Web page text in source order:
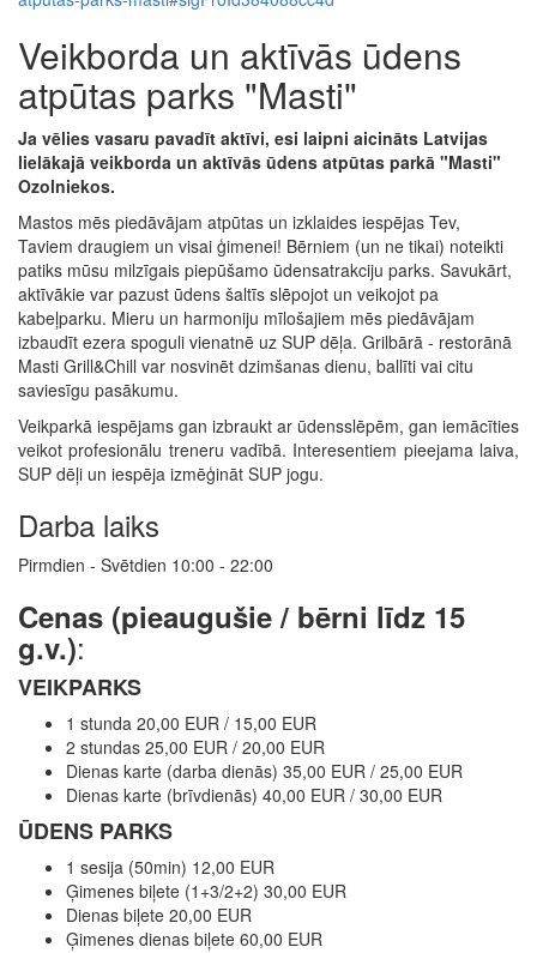
Veikborda un aktīvās ūdens
atpūtas parks "Masti"
Ja vēlies vasaru pavadīt aktīvi, esi laipni aicināts Latvijas
lielākajā veikborda un aktīvās ūdens atpūtas parkā "Masti"
Ozolniekos.
Mastos mēs piedāvājam atpūtas un izklaides iespējas Tev,
Taviem draugiem un visai ģimenei! Bērniem (un ne tikai) noteikti
patiks mūsu milzīgais piepūšamo ūdensatrakciju parks. Savukārt,
aktīvākie var pazust ūdens šaltīs slēpojot un veikojot pa
kabeļparku. Mieru un harmoniju mīlošajiem mēs piedāvājam
izbaudīt ezera spoguli vienatnē uz SUP dēļa. Grilbārā - restorānā
Masti Grill&Chill var nosvinēt dzimšanas dienu, ballīti vai citu
saviesīgu pasākumu.
Veikparkā iespējams gan izbraukt ar ūdensslēpēm, gan iemācīties
veikot profesionālu treneru vadībā. Interesentiem pieejama laiva,
SUP dēļi un iespēja izmēģināt SUP jogu.
Darba laiks
Pirmdien - Svētdien 10:00 - 22:00
Cenas (pieaugušie / bērni līdz 15
g.v.):
VEIKPARKS
1 stunda 20,00 EUR / 15,00 EUR
2 stundas 25,00 EUR / 20,00 EUR
Dienas karte (darba dienās) 35,00 EUR / 25,00 EUR
Dienas karte (brīvdienās) 40,00 EUR / 30,00 EUR
ŪDENS PARKS
1 sesija (50min) 12,00 EUR
Ģimenes biļete (1+3/2+2) 30,00 EUR
Dienas biļete 20,00 EUR
Ģimenes dienas biļete 60,00 EUR